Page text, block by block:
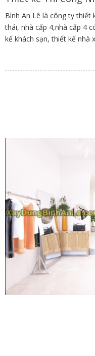
Bình An Lê là công ty thiết
thái, nhà cấp 4,nhà cấp 4
kế khách sạn, thiết kế nhà
trên địa bàn các tỉnh